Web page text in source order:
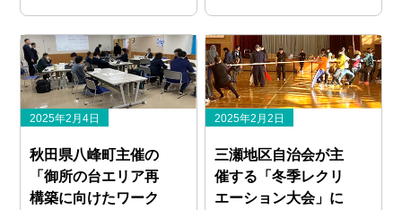
2025年2月4日
秋田県八峰町主催の
「御所の台エリア再
構築に向けたワーク
2025年2月2日
三瀬地区自治会が主
催する「冬季レクリ
エーション大会」に